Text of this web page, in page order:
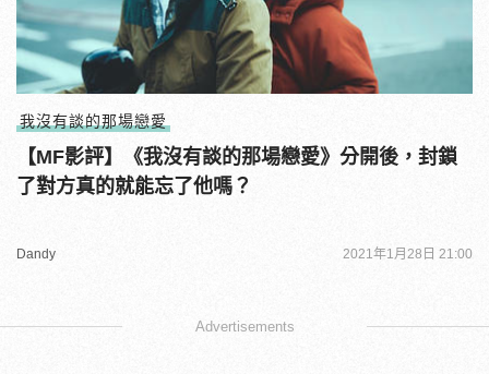
我沒有談的那場戀愛
【MF影評】《我沒有談的那場戀愛》分開後，封鎖
了對方真的就能忘了他嗎？
Dandy 2021年1月28日 21:00
Advertisements